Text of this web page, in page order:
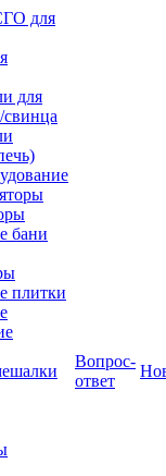
для
для
свинца
бани
плитки
Вопрос-
ответ